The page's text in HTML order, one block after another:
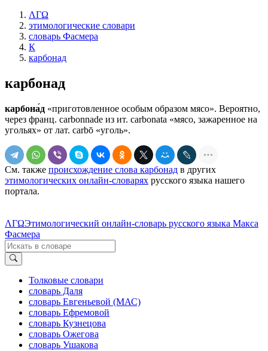
ΛΓΩ
этимологические словари
словарь Фасмера
К
карбонад
карбонад
карбона́д «приготовленное особым образом мясо». Вероятно,
через франц. carbonnade из ит. саrbоnаtа «мясо, зажаренное на
угольях» от лат. саrbō «уголь».
См. также происхождение слова карбонад в других
этимологических онлайн-словарях русского языка нашего
портала.
ΛΓΩЭтимологический онлайн-словарь русского языка Макса
Фасмера
Толковые словари
словарь Даля
словарь Евгеньевой (МАС)
словарь Ефремовой
словарь Кузнецова
словарь Ожегова
словарь Ушакова